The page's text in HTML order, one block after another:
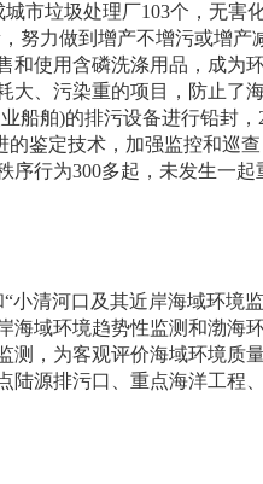
城市垃圾处理厂103个，无害
努力做到增产不增污或增产
和使用含磷洗涤用品，成为
大、污染重的项目，防止了
船舶)的排污设备进行铅封，
的鉴定技术，加强监控和巡
序行为300多起，未发生一起
小清河口及其近岸海域环境
海域环境趋势性监测和渤海
测，为客观评价海域环境质
陆源排污口、重点海洋工程